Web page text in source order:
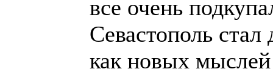
все очень
Севастополь
как новых